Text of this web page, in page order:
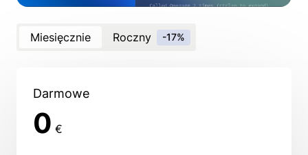
Miesięcznie Roczny -17%
Darmowe
0 €